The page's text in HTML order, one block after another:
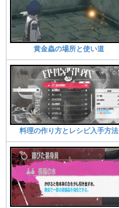
黄金蟲の場所と使い道
料理の作り方とレシピ入手方法